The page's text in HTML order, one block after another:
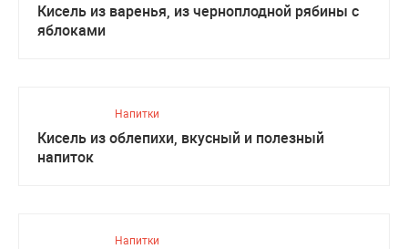
Кисель из варенья, из черноплодной рябины с
яблоками
Напитки
Кисель из облепихи, вкусный и полезный
напиток
Напитки